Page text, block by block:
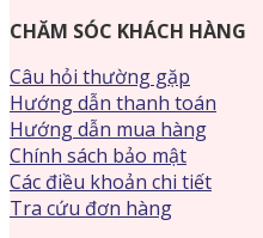
CHĂM SÓC KHÁCH HÀNG
Câu hỏi thường gặp
Hướng dẫn thanh toán
Hướng dẫn mua hàng
Chính sách bảo mật
Các điều khoản chi tiết
Tra cứu đơn hàng